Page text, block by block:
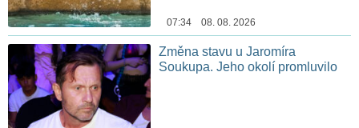
07:34 08. 08. 2026
Změna stavu u Jaromíra
Soukupa. Jeho okolí promluvilo